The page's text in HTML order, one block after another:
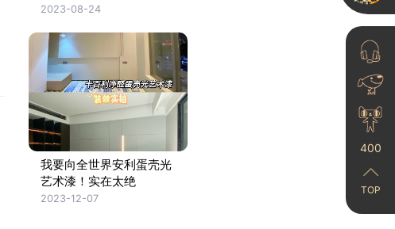
2023-08-24
我要向全世界安利蛋壳光
艺术漆！实在太绝
2023-12-07
400
TOP